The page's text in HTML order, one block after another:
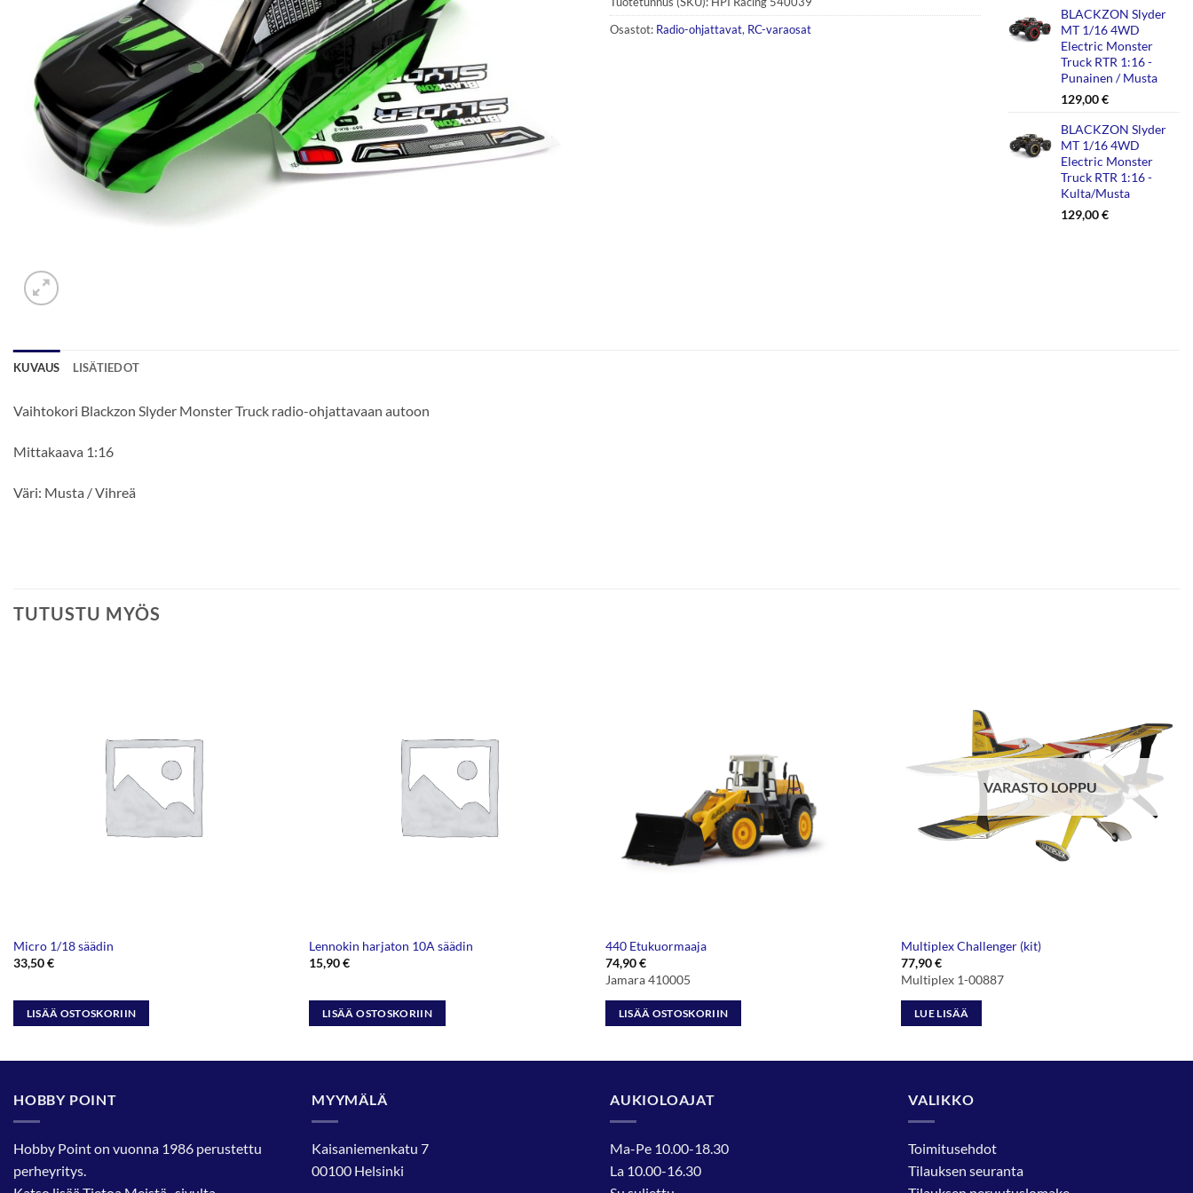
Osastot: Radio-ohjattavat, RC-varaosat
BLACKZON Slyder
MT 1/16 4WD
Electric Monster
Truck RTR 1:16 -
Punainen / Musta
129,00€
BLACKZON Slyder
MT 1/16 4WD
Electric Monster
Truck RTR 1:16 -
Kulta/Musta
129,00€
KUVAUS LISÄTIEDOT
Vaihtokori Blackzon Slyder Monster Truck radio-ohjattavaan autoon
Mittakaava 1:16
Väri: Musta / Vihreä
TUTUSTU MYÖS
Micro 1/18 säädin
33,50€
LISÄÄ OSTOSKORIIN
Lennokin harjaton 10A säädin
15,90€
LISÄÄ OSTOSKORIIN
440 Etukuormaaja
74,90€
Jamara 410005
LISÄÄ OSTOSKORIIN
VARASTO LOPPU
Multiplex Challenger (kit)
77,90€
Multiplex 1-00887
LUE LISÄÄ
HOBBY POINT
Hobby Point on vuonna 1986 perustettu
perheyritys.
MYYMÄLÄ
Kaisaniemenkatu 7
00100 Helsinki
AUKIOLOAJAT
Ma-Pe 10.00-18.30
La 10.00-16.30
VALIKKO
Toimitusehdot
Tilauksen seuranta